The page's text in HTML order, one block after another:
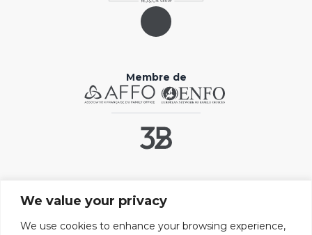
We value your privacy
We use cookies to enhance your browsing experience,
Membre de
Liens utiles
Contact